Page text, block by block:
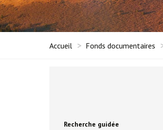
Accueil Fonds documentaires
Recherche guidée